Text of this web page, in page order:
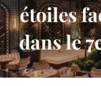
étoiles
dans le